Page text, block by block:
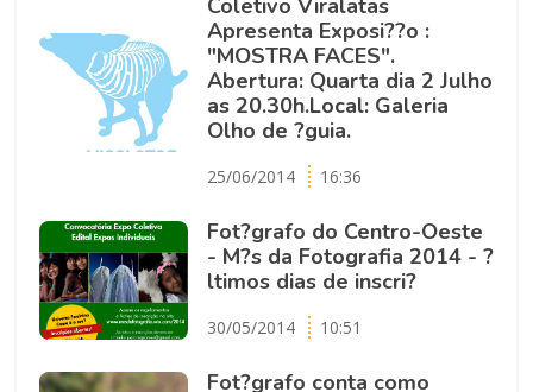
Coletivo Viralatas
Apresenta Exposi??o :
"MOSTRA FACES".
Abertura: Quarta dia 2 Julho
as 20.30h.Local: Galeria
Olho de ?guia.
25/06/2014 16:36
Fot?grafo do Centro-Oeste
- M?s da Fotografia 2014 - ?
ltimos dias de inscri?
30/05/2014 10:51
Fot?grafo conta como